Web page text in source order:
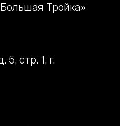
Тройка»
стр. 1, г.